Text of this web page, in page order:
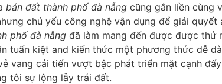
bán đất thành phố đà nẵng cũng gắn liền cùng
chủ yếu công nghệ vận dụng để giải
phố đà nẵng đã làm mang đến được được thử
tuấn kiệt and kiến thức một phương thức dễ
vang cải tiến vượt bậc phát triển mặt cạnh
tôi sự lộng lẫy trái đất.